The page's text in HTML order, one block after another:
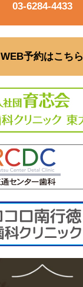
03-6284-4433
WEB予約はこちら